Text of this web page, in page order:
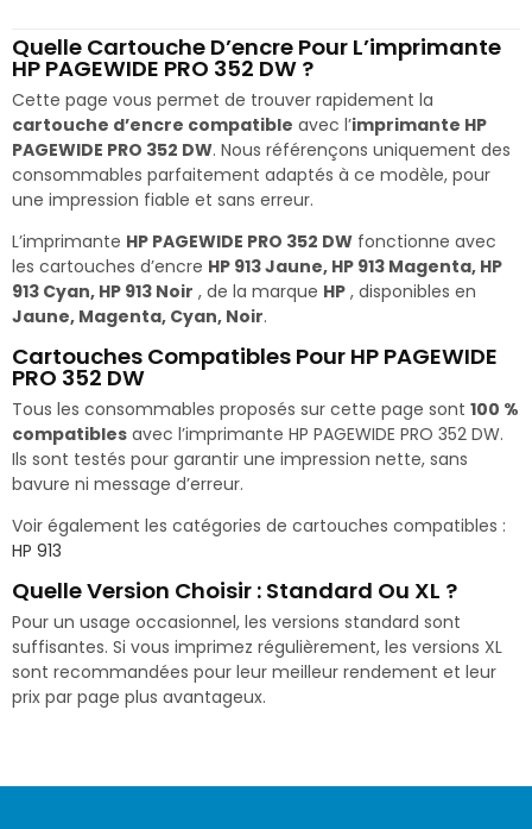
Quelle Cartouche D’encre Pour L’imprimante
HP PAGEWIDE PRO 352 DW ?
Cette page vous permet de trouver rapidement la
cartouche d’encre compatible avec l’imprimante HP
PAGEWIDE PRO 352 DW. Nous référençons uniquement des
consommables parfaitement adaptés à ce modèle, pour
une impression fiable et sans erreur.
L’imprimante HP PAGEWIDE PRO 352 DW fonctionne avec
les cartouches d’encre HP 913 Jaune, HP 913 Magenta, HP
913 Cyan, HP 913 Noir , de la marque HP , disponibles en
Jaune, Magenta, Cyan, Noir.
Cartouches Compatibles Pour HP PAGEWIDE
PRO 352 DW
Tous les consommables proposés sur cette page sont 100 %
compatibles avec l’imprimante HP PAGEWIDE PRO 352 DW.
Ils sont testés pour garantir une impression nette, sans
bavure ni message d’erreur.
Voir également les catégories de cartouches compatibles :
HP 913
Quelle Version Choisir : Standard Ou XL ?
Pour un usage occasionnel, les versions standard sont
suffisantes. Si vous imprimez régulièrement, les versions XL
sont recommandées pour leur meilleur rendement et leur
prix par page plus avantageux.